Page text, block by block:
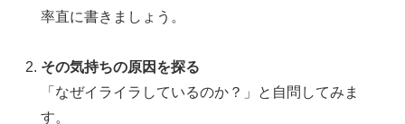
率直に書きましょう。
その気持ちの原因を探る
「なぜイライラしているのか？」と自問してみま
す。